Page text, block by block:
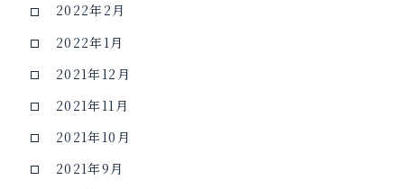
2022年2月
2022年1月
2021年12月
2021年11月
2021年10月
2021年9月